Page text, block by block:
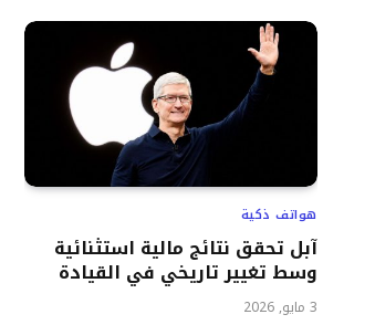
هواتف ذكية
آبل تحقق نتائج مالية استثنائية
وسط تغيير تاريخي في القيادة
3 مايو, 2026